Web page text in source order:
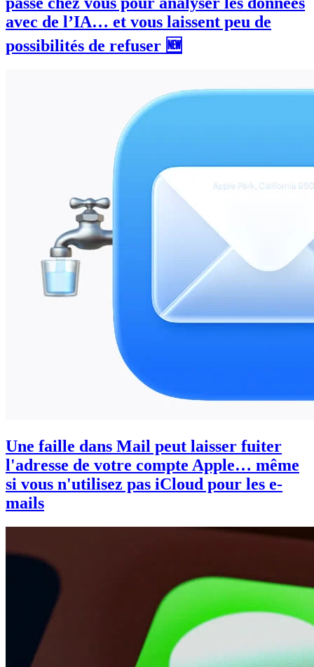
avec de l’IA… et vous laissent peu de
possibilités de refuser 🆕
Une faille dans Mail peut laisser fuiter
l'adresse de votre compte Apple… même
si vous n'utilisez pas iCloud pour les e-
mails